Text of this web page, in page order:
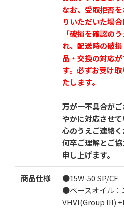
なお、受取拒否
りいただいた場合
「破損を確認の
れ、配送時の破
品・交換の対応
す。必ずお受け
たします。
万が一不具合が
やかに対応させ
心のうえご連絡く
何卒ご理解とご
申し上げます。
商品仕様
●15W-50 SP/CF
●ベースオイル：
VHVI(Group III)